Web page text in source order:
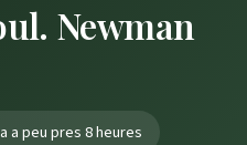
Newman
a peu pres 8 heures